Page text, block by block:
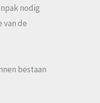
nodig
van de
bestaan